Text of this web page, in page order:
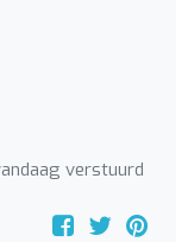
verstuurd